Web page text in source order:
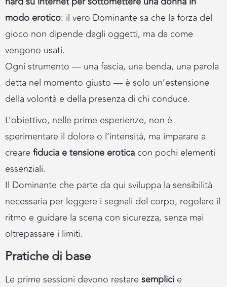
modo erotico: il vero Dominante sa che la forza del
gioco non dipende dagli oggetti, ma da come
vengono usati.
Ogni strumento — una fascia, una benda, una parola
detta nel momento giusto — è solo un’estensione
della volontà e della presenza di chi conduce.
L’obiettivo, nelle prime esperienze, non è
sperimentare il dolore o l’intensità, ma imparare a
creare fiducia e tensione erotica con pochi elementi
essenziali.
Il Dominante che parte da qui sviluppa la sensibilità
necessaria per leggere i segnali del corpo, regolare il
ritmo e guidare la scena con sicurezza, senza mai
oltrepassare i limiti.
Pratiche di base
Le prime sessioni devono restare semplici e